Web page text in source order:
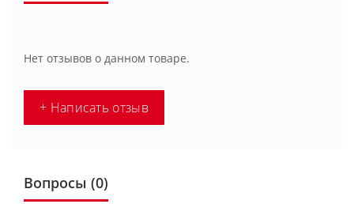
Нет отзывов о данном товаре.
+ Написать отзыв
Вопросы (0)